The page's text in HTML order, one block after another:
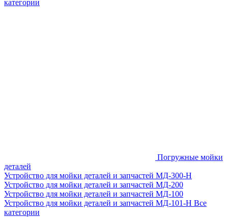
категории
Погружные мойки
деталей
Устройство для мойки деталей и запчастей МД-300-H
Устройство для мойки деталей и запчастей МД-200
Устройство для мойки деталей и запчастей МД-100
Устройство для мойки деталей и запчастей МД-101-Н Все
категории